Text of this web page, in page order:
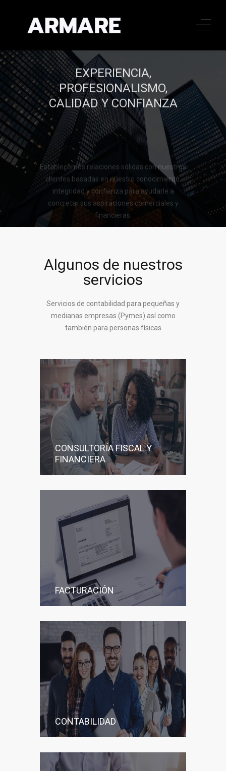
Llamar al 322 779 9188
CONTACTAR
EXPERIENCIA,
PROFESIONALISMO,
CALIDAD Y CONFIANZA
Establecemos relaciones sólidas con nuestros
clientes basadas en nuestro conocimiento,
integridad y confianza para ayudarle a
concretar sus aspiraciones comerciales y
financieras.
Llamar al 322 779 9188
CONTACTAR
Algunos de nuestros
servicios
Servicios de contabilidad para pequeñas y
medianas empresas (Pymes) así como
también para personas físicas
CONSULTORÍA FISCAL Y
FINANCIERA
FACTURACIÓN
CONTABILIDAD